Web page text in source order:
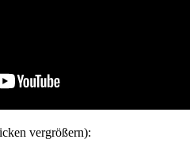
vergrößern):